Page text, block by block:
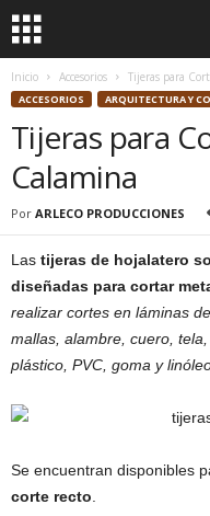
Inicio Accesorios Tijeras para
ACCESORIOS ARQUITECTURA Y
Tijeras para
Calamina
Por ARLECO PRODUCCIONES
Las tijeras de hojalatero
diseñadas para cortar
realizar cortes en láminas
mallas, alambre, cuero,
plástico, PVC, goma y
Se encuentran disponibles
corte recto